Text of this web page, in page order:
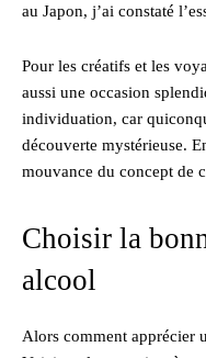
au Japon, j’ai constaté
Pour les créatifs et les
aussi une occasion
individuation, car
découverte mystérieuse.
mouvance du concept de
Choisir la
alcool
Alors comment apprécier